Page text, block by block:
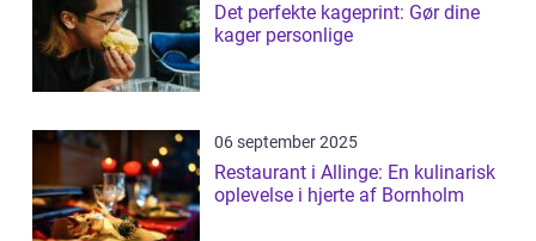
Det perfekte kageprint: Gør dine
kager personlige
06 september 2025
Restaurant i Allinge: En kulinarisk
oplevelse i hjerte af Bornholm